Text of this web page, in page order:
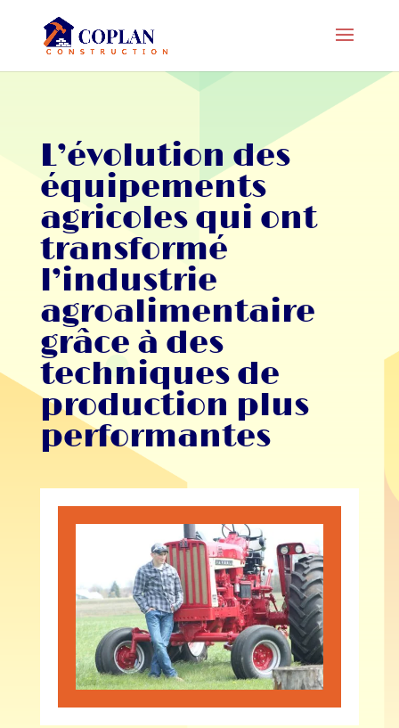
L’évolution des
équipements
agricoles qui ont
transformé
l’industrie
agroalimentaire
grâce à des
techniques de
production plus
performantes